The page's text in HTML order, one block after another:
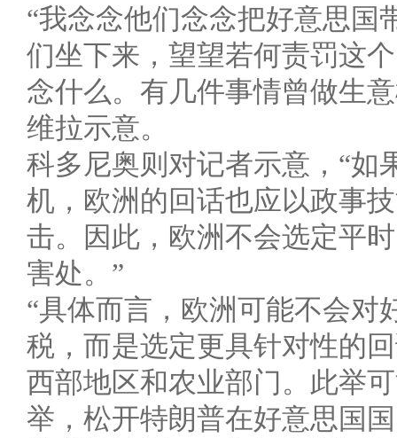
“我念念他们念念把好意思国
们坐下来，望望若何责罚这
念什么。有几件事情曾做生
维拉示意。
科多尼奥则对记者示意，“如
机，欧洲的回话也应以政事
击。因此，欧洲不会选定平
害处。”
“具体而言，欧洲可能不会对
税，而是选定更具针对性的
西部地区和农业部门。此举
举，松开特朗普在好意思国